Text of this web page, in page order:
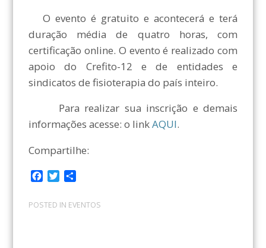
O evento é gratuito e acontecerá e terá
duração média de quatro horas, com
certificação online. O evento é realizado com
apoio do Crefito-12 e de entidades e
sindicatos de fisioterapia do país inteiro.
Para realizar sua inscrição e demais
informações acesse: o linkAQUI.
Compartilhe:
c
e
i
t
m
p
POSTED IN EVENTOS